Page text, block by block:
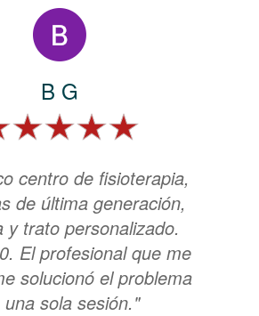
B G
centro de fisioterapia,
de última generación,
y trato personalizado.
El profesional que me
solucionó el problema
una sola sesión."